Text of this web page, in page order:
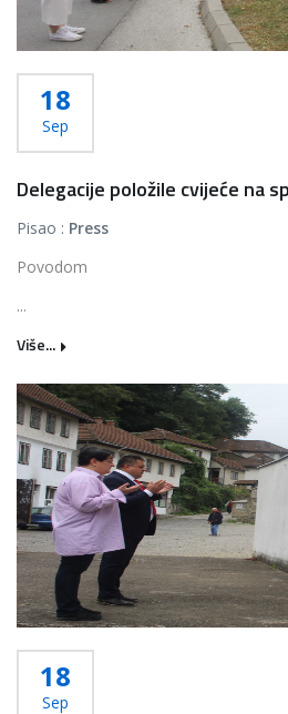
18
Sep
Delegacije položile cvijeće na
Pisao : Press
Povodom
...
Više...
18
Sep